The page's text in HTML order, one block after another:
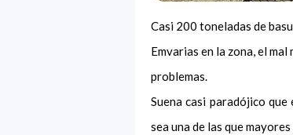
Casi 200 toneladas de
Emvarias en la zona, el
problemas.
Suena casi paradójico
sea una de las que